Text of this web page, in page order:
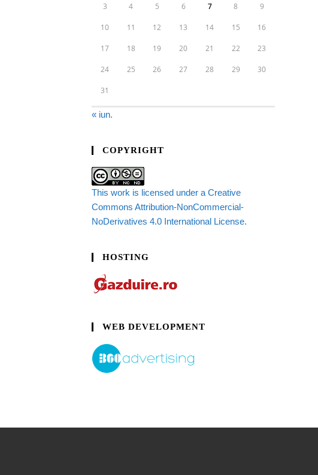
3 4 5 6 7 8 9
10 11 12 13 14 15 16
17 18 19 20 21 22 23
24 25 26 27 28 29 30
31
« iun.
COPYRIGHT
This work is licensed under a Creative
Commons Attribution-NonCommercial-
NoDerivatives 4.0 International License.
HOSTING
WEB DEVELOPMENT